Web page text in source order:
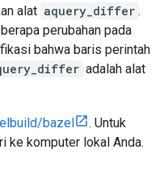
alat aquery_differ .
perubahan pada
bahwa baris perintah
adalah alat
bazel
. Untuk
ke komputer lokal Anda.